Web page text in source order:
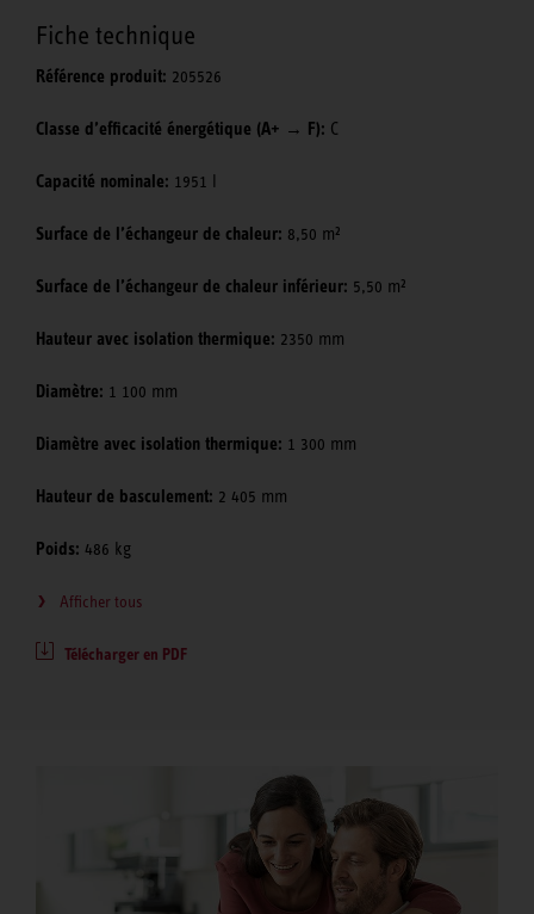
Fiche technique
Référence produit: 205526
Classe d’efficacité énergétique (A+ → F): C
Capacité nominale: 1951 l
Surface de l’échangeur de chaleur: 8,50 m²
Surface de l’échangeur de chaleur inférieur: 5,50 m²
Hauteur avec isolation thermique: 2350 mm
Diamètre: 1 100 mm
Diamètre avec isolation thermique: 1 300 mm
Hauteur de basculement: 2 405 mm
Poids: 486 kg
Afficher tous
Télécharger en PDF